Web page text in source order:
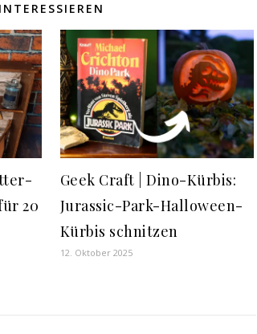
20
Geek Craft | Dino-Kürbis:
Jurassic-Park-Halloween-
Kürbis schnitzen
12. Oktober 2025